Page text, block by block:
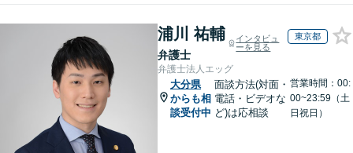
浦川 祐輔
弁護士
インタビュ
ーを見る
東京都
弁護士法人エッグ
大分県
からも相
談受付中
面談方法(対面・
電話・ビデオな
ど)は応相談
営業時間：00:
00~23:59（土
日祝日）